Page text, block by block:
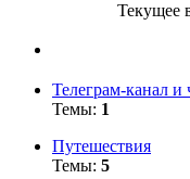
Текущее
Телеграм-канал и
Темы: 1
Путешествия
Темы: 5